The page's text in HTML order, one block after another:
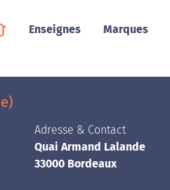
Enseignes Marques
Adresse & Contact
Quai Armand Lalande
33000 Bordeaux